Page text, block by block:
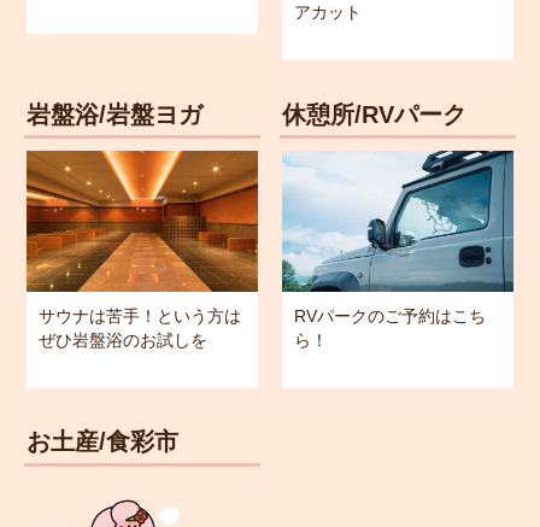
アカット
岩盤浴/岩盤ヨガ
サウナは苦手！という方は
ぜひ岩盤浴のお試しを
休憩所/RVパーク
RVパークのご予約はこち
ら！
お土産/食彩市